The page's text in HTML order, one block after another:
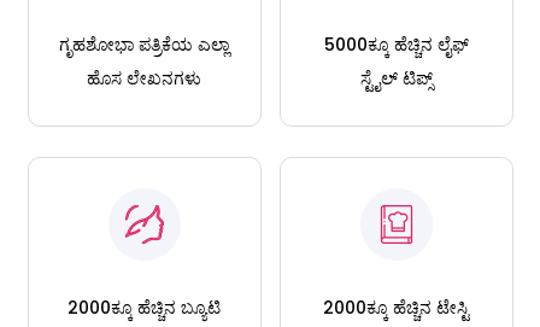
ಗೃಹಶೋಭಾ ಪತ್ರಿಕೆಯ ಎಲ್ಲಾ
ಹೊಸ ಲೇಖನಗಳು
5000ಕ್ಕೂ ಹೆಚ್ಚಿನ ಲೈಫ್
ಸ್ಟೈಲ್ ಟಿಪ್ಸ್
2000ಕ್ಕೂ ಹೆಚ್ಚಿನ ಬ್ಯೂಟಿ
2000ಕ್ಕೂ ಹೆಚ್ಚಿನ ಟೇಸ್ಟಿ